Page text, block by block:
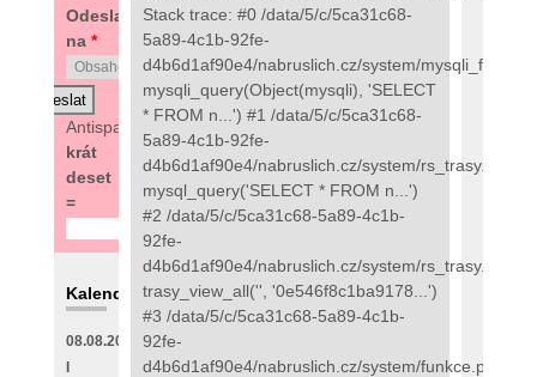
Odeslat
na *
Antispam:
krát
deset
=
Kalendář
08.08.2026
Stack trace: #0 /data/5/c/5ca31c68-
5a89-4c1b-92fe-
d4b6d1af90e4/nabruslich.cz/system/
mysqli_query(Object(mysqli), 'SELECT
* FROM n...') #1 /data/5/c/5ca31c68-
5a89-4c1b-92fe-
d4b6d1af90e4/nabruslich.cz/system/
mysql_query('SELECT * FROM n...')
#2 /data/5/c/5ca31c68-5a89-4c1b-
92fe-
d4b6d1af90e4/nabruslich.cz/system/
trasy_view_all('', '0e546f8c1ba9178...')
#3 /data/5/c/5ca31c68-5a89-4c1b-
92fe-
d4b6d1af90e4/nabruslich.cz/system/